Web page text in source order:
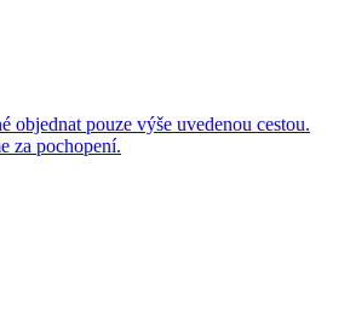
pouze výše uvedenou cestou.
pochopení.